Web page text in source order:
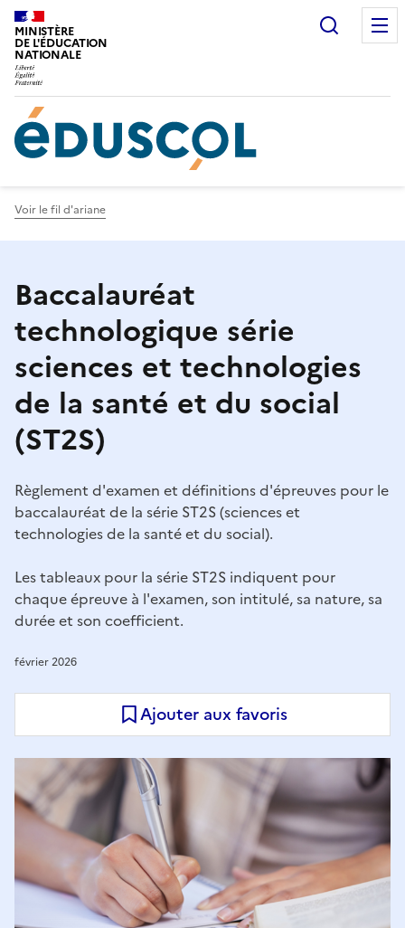
Gestion de vos préférences sur les cookies
MINISTÈRE
DE L'ÉDUCATION
NATIONALE
Voir le fil d'ariane
Baccalauréat
technologique série
sciences et technologies
de la santé et du social
(ST2S)
Règlement d'examen et définitions d'épreuves pour le
baccalauréat de la série ST2S (sciences et
technologies de la santé et du social).
Les tableaux pour la série ST2S indiquent pour
chaque épreuve à l'examen, son intitulé, sa nature, sa
durée et son coefficient.
février 2026
Ajouter aux favoris